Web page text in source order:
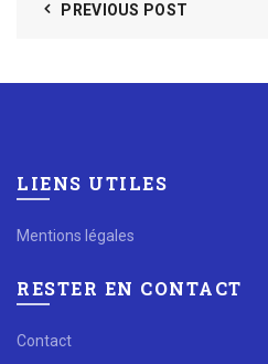
PREVIOUS POST
LIENS UTILES
Mentions légales
RESTER EN CONTACT
Contact